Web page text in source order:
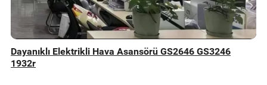
Dayanıklı Elektrikli Hava Asansörü GS2646 GS3246
1932r